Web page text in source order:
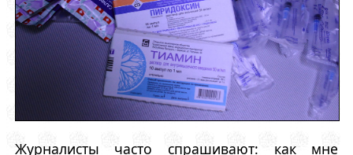
Журналисты часто спрашивают: как мне